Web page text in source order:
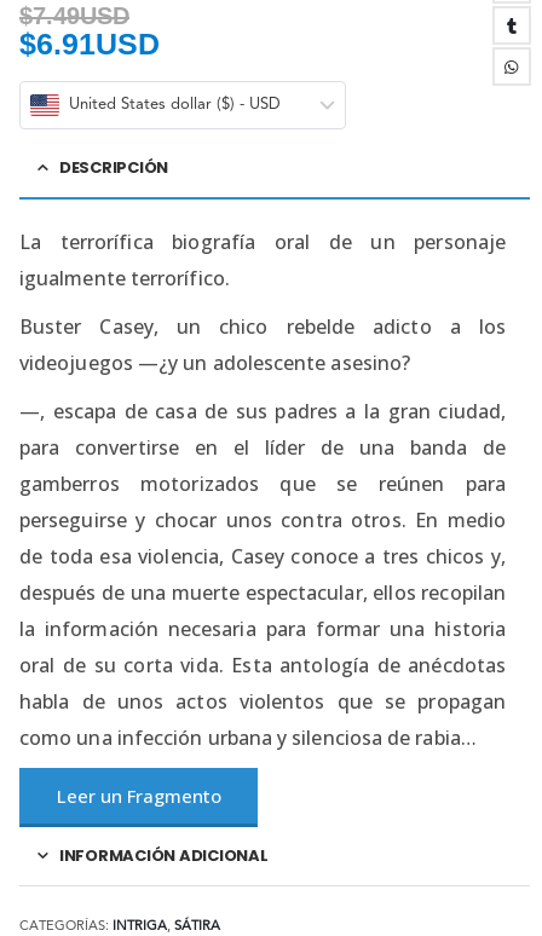
$7.49USD
$6.91USD
United States dollar ($) - USD
DESCRIPCIÓN
La terrorífica biografía oral de un personaje
igualmente terrorífico.
Buster Casey, un chico rebelde adicto a los
videojuegos —¿y un adolescente asesino?
—, escapa de casa de sus padres a la gran ciudad,
para convertirse en el líder de una banda de
gamberros motorizados que se reúnen para
perseguirse y chocar unos contra otros. En medio
de toda esa violencia, Casey conoce a tres chicos y,
después de una muerte espectacular, ellos recopilan
la información necesaria para formar una historia
oral de su corta vida. Esta antología de anécdotas
habla de unos actos violentos que se propagan
como una infección urbana y silenciosa de rabia…
Leer un Fragmento
INFORMACIÓN ADICIONAL
CATEGORÍAS: INTRIGA, SÁTIRA